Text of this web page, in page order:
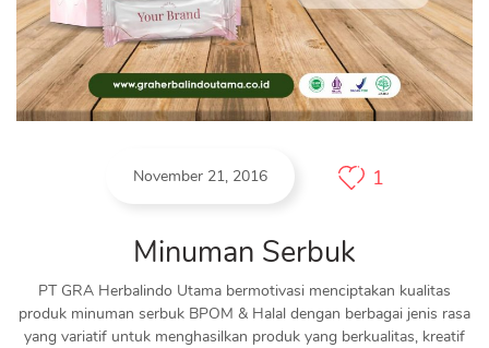
November 21, 2016 1
Minuman Serbuk
PT GRA Herbalindo Utama bermotivasi menciptakan kualitas
produk minuman serbuk BPOM & Halal dengan berbagai jenis rasa
yang variatif untuk menghasilkan produk yang berkualitas, kreatif